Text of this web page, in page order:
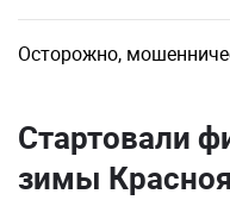
Осторожно,
Стартовали
зимы